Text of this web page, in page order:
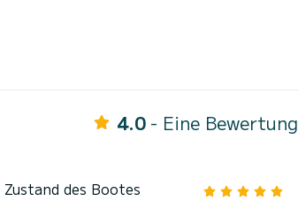
4.0 - Eine Bewertung
Zustand des Bootes